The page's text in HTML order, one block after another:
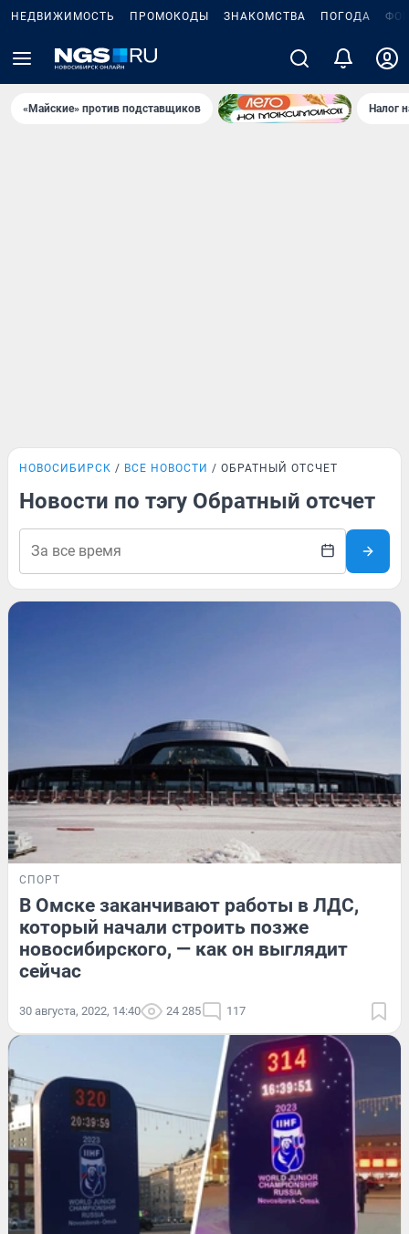
НЕДВИЖИМОСТЬ ПРОМОКОДЫ ЗНАКОМСТВА ПОГОДА
«Майские» против подставщиков Налог
НОВОСИБИРСК ВСЕ НОВОСТИ ОБРАТНЫЙ ОТСЧЕТ
Новости по тэгу Обратный отсчет
СПОРТ
В Омске заканчивают работы в ЛДС,
который начали строить позже
новосибирского, — как он выглядит
сейчас
30 августа, 2022, 14:40 24 285 117